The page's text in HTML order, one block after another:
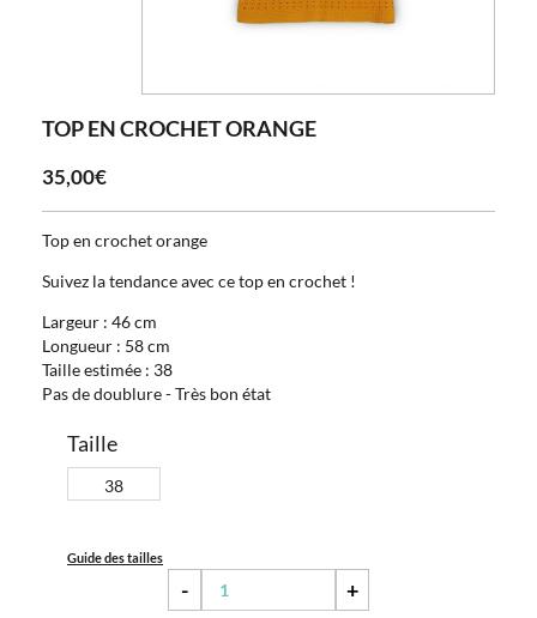
TOP EN CROCHET ORANGE
35,00€
Top en crochet orange
Suivez la tendance avec ce top en crochet !
Largeur : 46 cm
Longueur : 58 cm
Taille estimée : 38
Pas de doublure - Très bon état
Taille
38
Guide des tailles
- +